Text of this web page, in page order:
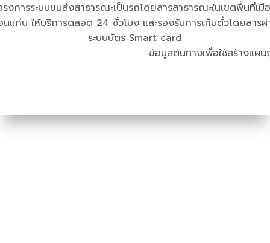
รงการระบบขนส่งสาธารณะเป็นรถโดยสารสาธารณะในเขตพื้นที่เมื
นแก่น ให้บริการตลอด 24 ชั่วโมง และรองรับการเก็บตั๋วโดยสารผ่
ระบบบัตร Smart card
ข้อมูลต้นทางเพื่อใช้สร้างแผ